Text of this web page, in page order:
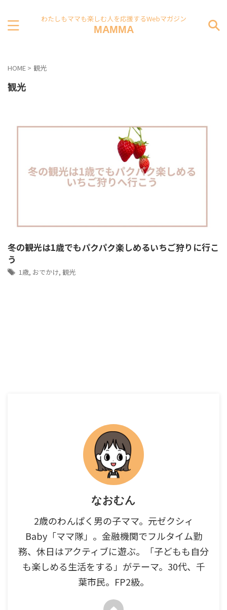
わたしもママも楽しむ人を応援するWebマガジン
MAMMA
HOME > 観光
観光
冬の観光は1歳でもパクパク楽しめるいちご狩りに行こ
う
1歳, おでかけ, 観光
なおむん
2歳のわんぱく男の子ママ。元ゼクシィ
Baby「ママ隊」。金融機関でフルタイム勤
務、休日はアクティブに遊ぶ。「子どもも自分
も楽しめる生活をする」がテーマ。30代、千
葉市民。FP2級。